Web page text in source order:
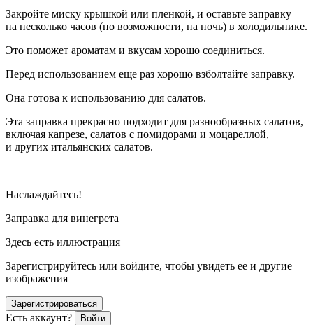
Закройте миску крышкой или пленкой, и оставьте заправку
на несколько часов (по возможности, на ночь) в холодильнике.
Это поможет ароматам и вкусам хорошо соединиться.
Перед использованием еще раз хорошо взболтайте заправку.
Она готова к использованию для салатов.
Эта заправка прекрасно подходит для разнообразных салатов,
включая капрезе, салатов с помидорами и моцареллой,
и других итальянских салатов.
Наслаждайтесь!
Заправка для винегрета
Здесь есть иллюстрация
Зарегистрируйтесь или войдите, чтобы увидеть ее и другие
изображения
Зарегистрироваться
Есть аккаунт? Войти